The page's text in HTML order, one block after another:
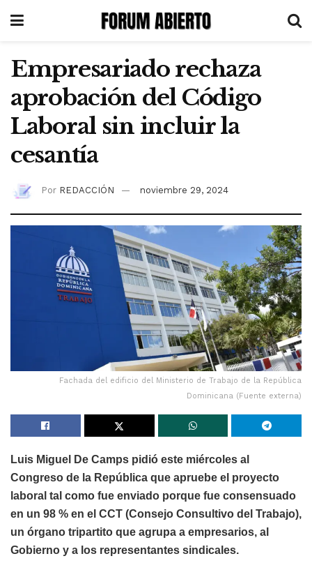
Empresariado rechaza
aprobación del Código
Laboral sin incluir la
cesantía
Por REDACCIÓN noviembre 29, 2024
Fachada del edificio del Ministerio de Trabajo de la República
Dominicana (Fuente externa)
Luis Miguel De Camps pidió este miércoles al
Congreso de la República que apruebe el proyecto
laboral tal como fue enviado porque fue consensuado
en un 98 % en el CCT (Consejo Consultivo del Trabajo),
un órgano tripartito que agrupa a empresarios, al
Gobierno y a los representantes sindicales.